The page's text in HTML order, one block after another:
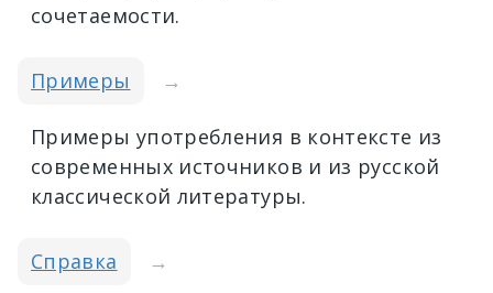
сочетаемости.
Примеры →
Примеры употребления в контексте из
современных источников и из русской
классической литературы.
Справка →